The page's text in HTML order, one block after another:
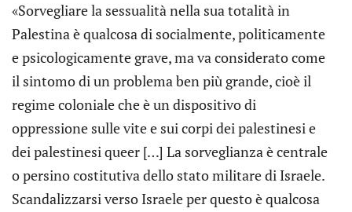
«Sorvegliare la sessualità nella sua totalità in
Palestina è qualcosa di socialmente, politicamente
e psicologicamente grave, ma va considerato come
il sintomo di un problema ben più grande, cioè il
regime coloniale che è un dispositivo di
oppressione sulle vite e sui corpi dei palestinesi e
dei palestinesi queer […] La sorveglianza è centrale
o persino costitutiva dello stato militare di Israele.
Scandalizzarsi verso Israele per questo è qualcosa